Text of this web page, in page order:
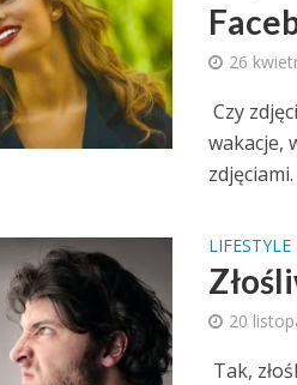
26
Czy
wakacje,
zdjęciami.
LIFESTYLE
20
Tak,